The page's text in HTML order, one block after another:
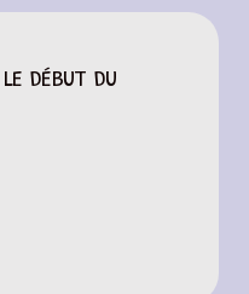
LE DÉBUT DU